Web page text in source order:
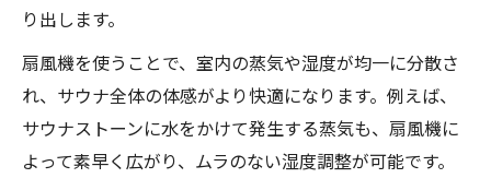
り出します。
扇風機を使うことで、室内の蒸気や湿度が均一に分散さ
れ、サウナ全体の体感がより快適になります。例えば、
サウナストーンに水をかけて発生する蒸気も、扇風機に
よって素早く広がり、ムラのない湿度調整が可能です。